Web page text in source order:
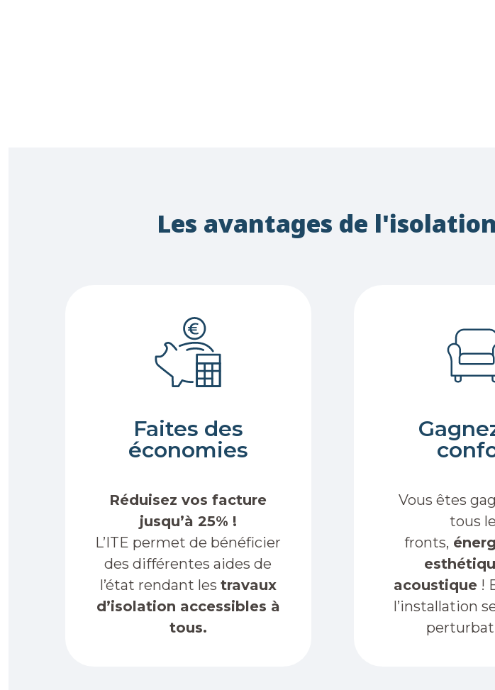
Les avantages de
Faites des
économies
Réduisez vos facture
jusqu’à 25% !
L’ITE permet de bénéficier
des différentes aides de
l’état rendant les travaux
d’isolation accessibles à
tous.
Vous êtes
tous
fronts,
acoustique !
l’installation